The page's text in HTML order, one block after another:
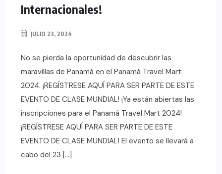
Internacionales!
JULIO 23, 2024
No se pierda la oportunidad de descubrir las
maravillas de Panamá en el Panamá Travel Mart
2024. ¡REGÍSTRESE AQUÍ PARA SER PARTE DE ESTE
EVENTO DE CLASE MUNDIAL! ¡Ya están abiertas las
inscripciones para el Panamá Travel Mart 2024!
¡REGÍSTRESE AQUÍ PARA SER PARTE DE ESTE
EVENTO DE CLASE MUNDIAL! El evento se llevará a
cabo del 23 […]